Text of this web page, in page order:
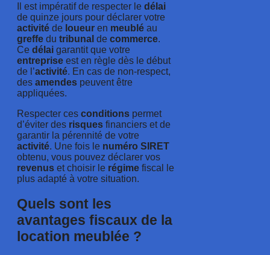
Il est impératif de respecter le délai
de quinze jours pour déclarer votre
activité de loueur en meublé au
greffe du tribunal de commerce.
Ce délai garantit que votre
entreprise est en règle dès le début
de l’activité. En cas de non-respect,
des amendes peuvent être
appliquées.
Respecter ces conditions permet
d’éviter des risques financiers et de
garantir la pérennité de votre
activité. Une fois le numéro SIRET
obtenu, vous pouvez déclarer vos
revenus et choisir le régime fiscal le
plus adapté à votre situation.
Quels sont les
avantages fiscaux de la
location meublée ?